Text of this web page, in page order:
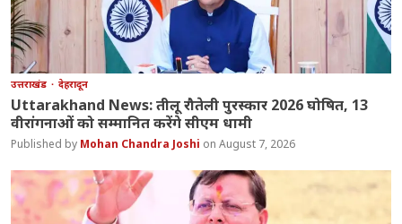
उत्तराखंड देहरादून
Uttarakhand News: तीलू रौतेली पुरस्कार 2026 घोषित, 13
वीरांगनाओं को सम्मानित करेंगे सीएम धामी
Mohan Chandra Joshi August 7, 2026